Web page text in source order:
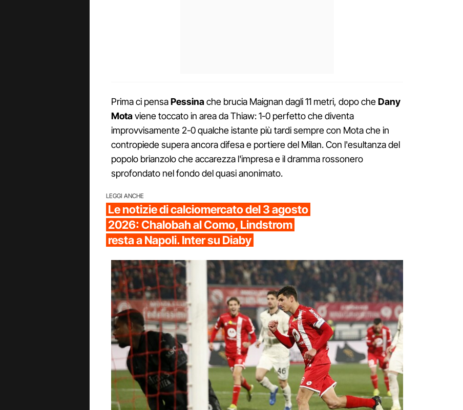
Prima ci pensaPessinache brucia Maignan dagli 11 metri, dopo cheDany
Motaviene toccato in area da Thiaw: 1-0 perfetto che diventa
improvvisamente 2-0 qualche istante più tardi sempre con Mota che in
contropiede supera ancora difesa e portiere del Milan. Con l'esultanza del
popolo brianzolo che accarezza l'impresa e il dramma rossonero
sprofondato nel fondo del quasi anonimato.
LEGGI ANCHE
Le notizie di calciomercato del 3 agosto
2026: Chalobah al Como, Lindstrom
resta a Napoli. Inter su Diaby